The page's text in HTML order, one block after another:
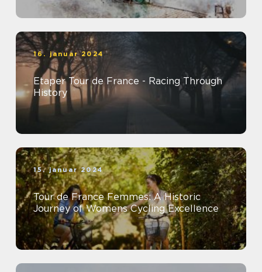
16. januar 2024
Etaper Tour de France - Racing Through
History
15. januar 2024
Tour de France Femmes: A Historic
Journey of Womens Cycling Excellence